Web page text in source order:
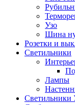
Узо
Шина
Розетки и
Светильники
Лампы